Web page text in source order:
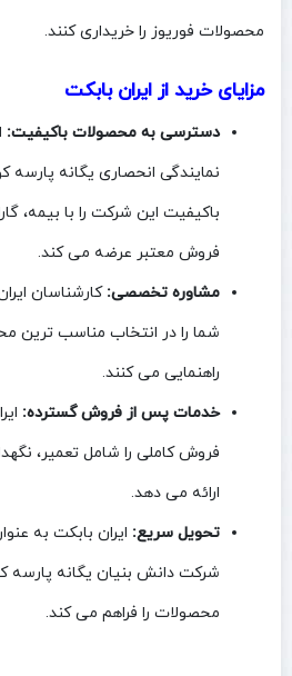
محصولات فوریوز را خریداری کنند.
مزایای خرید از ایران بابکت
دسترسی به محصولات باکیفیت:
نمایندگی انحصاری یگانه پارسه
باکیفیت این شرکت را با بیمه،
فروش معتبر عرضه می‌ کند.
مشاوره تخصصی: کارشناسان
شما را در انتخاب مناسب‌ ترین
راهنمایی می‌ کنند.
خدمات پس از فروش گسترده:
فروش کاملی را شامل تعمیر،
ارائه می‌ دهد.
تحویل سریع: ایران بابکت به
شرکت دانش بنیان یگانه پارسه
محصولات را فراهم می‌ کند.